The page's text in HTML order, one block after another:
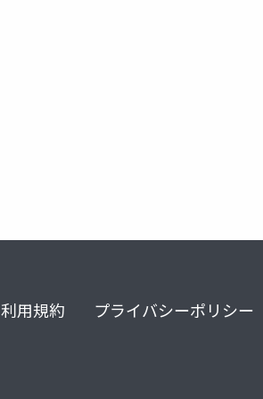
利用規約 プライバシーポリシー